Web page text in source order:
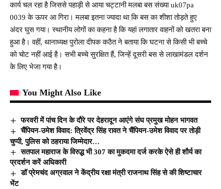
कार्य चल रहा है जिससे पहाड़ी से आया चट्टानी मलबा बस संख्या uk07pa
0039 के ऊपर आ गिरा। मलबा इतना ज्यादा था कि बस का शीशा तोड़ते हुए
अंदर घुस गया। स्थानीय लोगों का कहना है कि यहां लगातार वाहनों को खतरा बना
हुआ है। वहीं, थानाध्यक्ष पुरोला दीपक कठैत ने बताया कि घटना से किसी भी बच्चे
को चोट नहीं आई है। सभी बच्चे सुरक्षित हैं, जिन्हें दूसरी बस से लाखामंडल दर्शन
के लिए भेजा गया है।
You Might Also Like
फरवरी में पांच दिन के दौरे पर देहरादून आएंगे संघ प्रमुख मोहन भागवत
चैंपियन-उमेश विवाद: त्रिवेंद्र सिंह रावत ने चैंपियन-उमेश विवाद पर तोड़ी
चुप्पी, पुलिस को ठहराया जिम्मेदार…
सतपाल महाराज के विरुद्ध भी 307 का मुकदमा दर्ज करके ऐसे ही शौर्य का
प्रदर्शन करें अधिकारी
डॉ प्रेमचंद अग्रवाल ने केंद्रीय रक्षा मंत्री राजनाथ सिंह से की शिष्टाचार
भेंट